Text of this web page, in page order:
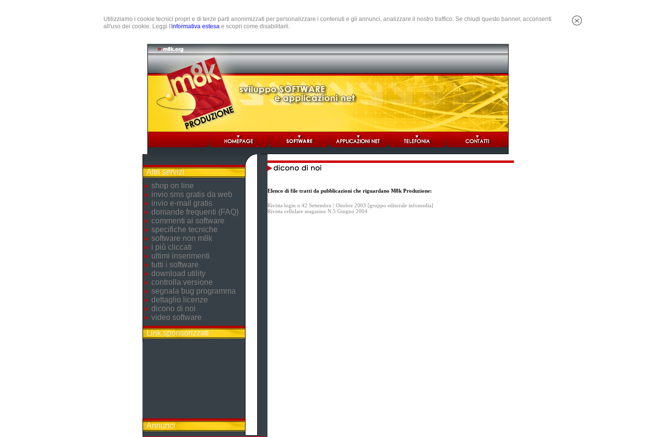
Utilizziamo i cookie tecnici propri e di terze parti anonimizzati per personalizzare i contenuti e gli annunci, analizzare il nostro traffico. Se chiudi questo banner, acconsenti
all'uso dei cookie. Leggi l'informativa estesa e scopri come disabilitarli.
Altri servizi
shop on line
invio sms gratis da web
invio e-mail gratis
domande frequenti (FAQ)
commenti ai software
specifiche tecniche
software non m8k
i più cliccati
ultimi inserimenti
tutti i software
download utility
controlla versione
segnala bug programma
dettaglio licenze
dicono di noi
video software
Link sponsorizzati
Annunci
Elenco di file tratti da pubblicazioni che riguardano M8k Produzione:
Rivista login n.42 Settembre / Ottobre 2003 [gruppo editorale infomedia]
Rivista cellulare magazine N.5 Giugno 2004